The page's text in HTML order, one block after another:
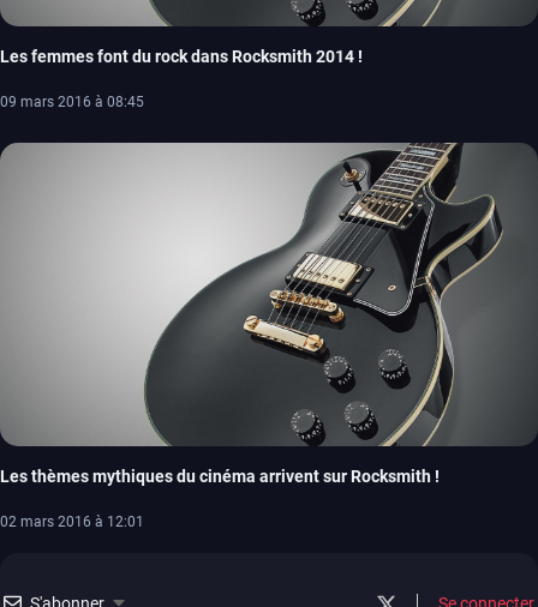
Les femmes font du rock dans Rocksmith 2014 !
09 mars 2016 à 08:45
Les thèmes mythiques du cinéma arrivent sur Rocksmith !
02 mars 2016 à 12:01